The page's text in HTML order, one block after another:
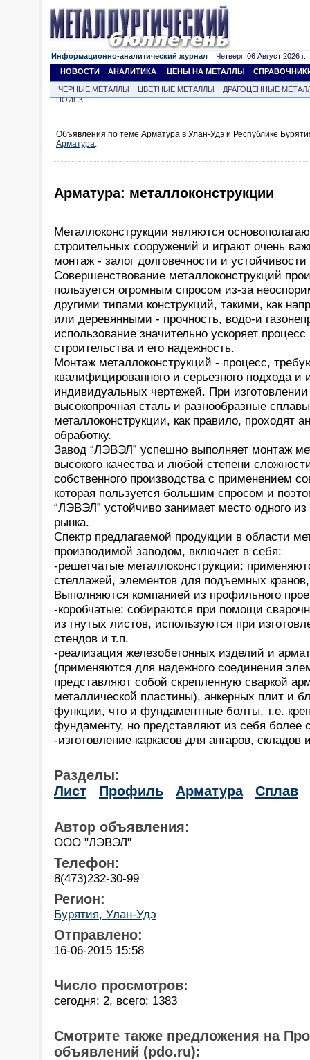
Информационно-аналитический журнал Четверг, 06 Август 2026 г.
НОВОСТИ
АНАЛИТИКА ЦЕНЫ НА МЕТАЛЛЫ
ЧЕРНЫЕ МЕТАЛЛЫ ЦВЕТНЫЕ МЕТАЛЛЫ
ДРАГОЦЕННЫЕ
ПОИСК
Объявления по теме Арматура в Улан-Удэ и Республике
Арматура.
Арматура: металлоконструкции
Металлоконструкции являются
строительных сооружений и играют очень
монтаж - залог долговечности и
Совершенствование металлоконструкций
пользуется огромным спросом из-за
другими типами конструкций, такими, как
или деревянными - прочность, водо-и
использование значительно ускоряет
строительства и его надежность.
Монтаж металлоконструкций - процесс,
квалифицированного и серьезного подхода и
индивидуальных чертежей. При изготовлении
высокопрочная сталь и разнообразные
металлоконструкции, как правило, проходят
обработку.
Завод “ЛЭВЭЛ” успешно выполняет монтаж
высокого качества и любой степени
собственного производства с применением
которая пользуется большим спросом и
“ЛЭВЭЛ” устойчиво занимает место одного из
рынка.
Спектр предлагаемой продукции в области
производимой заводом, включает в себя:
-решетчатые металлоконструкции:
стеллажей, элементов для подъемных
Выполняются компанией из профильного
-коробчатые: собираются при помощи
из гнутых листов, используются при
стендов и т.п.
-реализация железобетонных изделий и
(применяются для надежного соединения
представляют собой скрепленную сваркой
металлической пластины), анкерных плит и
функции, что и фундаментные болты, т.е.
фундаменту, но представляют из себя более
-изготовление каркасов для ангаров, складов
Разделы:
Лист
Профиль Арматура Сплав
Автор объявления:
ООО "ЛЭВЭЛ"
Телефон:
8(473)232-30-99
Регион:
Бурятия, Улан-Удэ
Отправлено:
16-06-2015 15:58
Число просмотров:
сегодня: 2, всего: 1383
Смотрите также предложения на
объявлений (pdo.ru):